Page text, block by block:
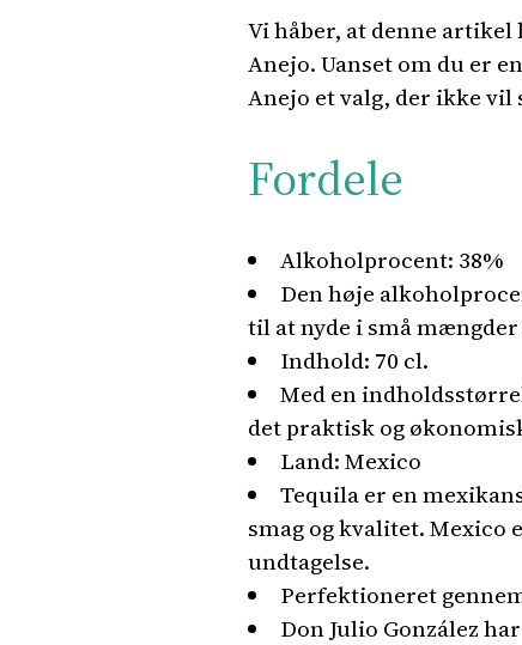
Vi håber, at denne
Anejo. Uanset om du er
Anejo et valg, der ikke vil
Fordele
Alkoholprocent: 38%
Den høje
til at nyde i små
Indhold: 70 cl.
Med en
det praktisk og
Land: Mexico
Tequila er en
smag og kvalitet.
undtagelse.
Perfektioneret
Don Julio González